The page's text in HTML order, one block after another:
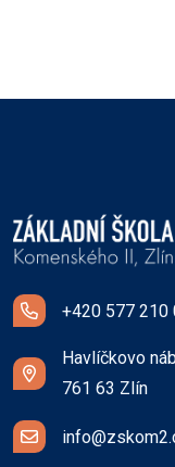
+420 577 210
Havlíčkovo
761 63 Zlín